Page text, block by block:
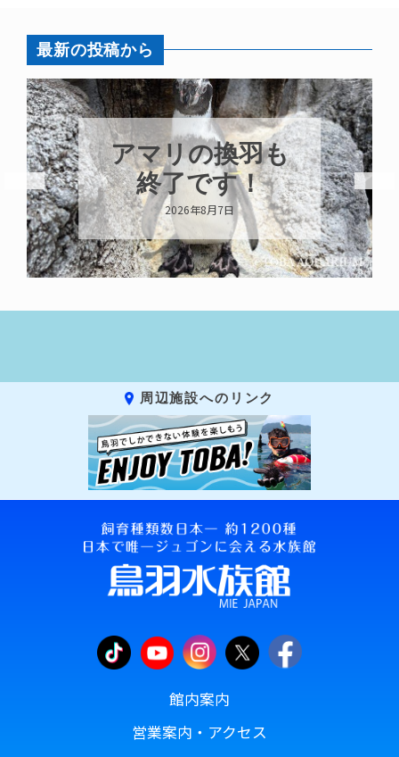
最新の投稿から
アマリの換羽も
終了です！
2026年8月7日
周辺施設へのリンク
館内案内
営業案内・アクセス